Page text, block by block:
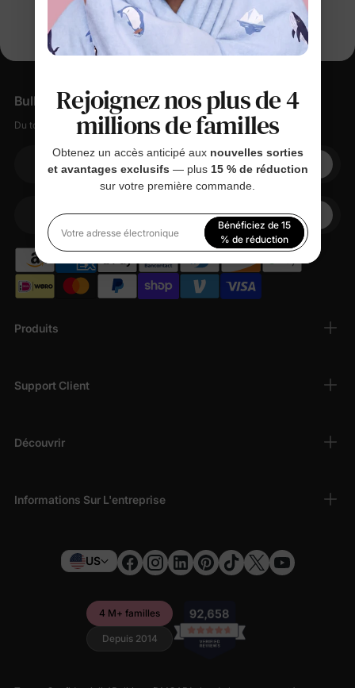
Produits
Support Client
Découvrir
Informations Sur L'entreprise
Bulletin d'information
Du tout doux, des petites remises, zéro spam.
Votre adresse électronique
Votre téléphone
US
4 M+ familles
Depuis 2014
Rejoignez nos plus de 4
millions de familles
Obtenez un accès anticipé aux nouvelles sorties
et avantages exclusifs — plus 15 % de réduction
sur votre première commande.
Votre adresse électronique
Bénéficiez de 15
% de réduction
En vous inscrivant, vous acceptez notrePolitique de
confidentialité